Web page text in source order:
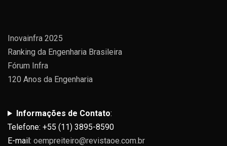
Inovainfra 2025
Ranking da Engenharia Brasileira
Fórum Infra
120 Anos da Engenharia
Informações de Contato:
Telefone: +55 (11) 3895-8590
E-mail: oempreiteiro@revistaoe.com.br